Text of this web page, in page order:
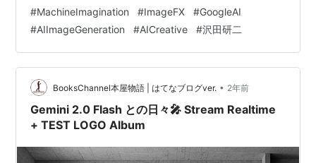
た。 沢田研二 x 1分でアナログ盤｢G.S.I LOVE YOU｣…
#MachineImagination #ImageFX #GoogleAI
#AIImageGeneration #AICreative #沢田研二
BooksChannel本屋物語 | はてなブログver. • 2年前
Gemini 2.0 Flash との日々🎤 Stream Realtime
+ TEST LOGO Album